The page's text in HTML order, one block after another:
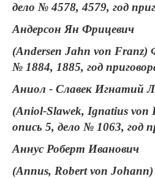
дело № 4578, 4579, год
Андерсон Ян Фрицевич
(Andersen Jahn von Franz)
№ 1884, 1885, год
Аниол - Славек Игнатий
(Aniol-Slawek, Ignatius
опись 5, дело № 1063, год
Аннус Роберт Иванович
(Annus, Robert von